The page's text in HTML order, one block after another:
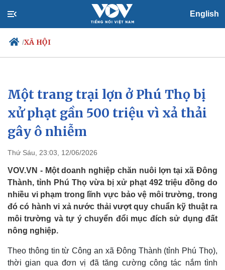
English
/XÃ HỘI
Chính trị
Đảng
Tổ chức nhân sự
Quốc hội
Nhận diện sự thật
Xã hội
Tin 24h
Dự báo thời tiết
Một trang trại lợn ở Phú Thọ bị
xử phạt gần 500 triệu vì xả thải
gây ô nhiễm
Thứ Sáu, 23:03, 12/06/2026
VOV.VN - Một doanh nghiệp chăn nuôi lợn tại xã Đông
Thành, tỉnh Phú Thọ vừa bị xử phạt 492 triệu đồng do
nhiều vi phạm trong lĩnh vực bảo vệ môi trường, trong
đó có hành vi xả nước thải vượt quy chuẩn kỹ thuật ra
môi trường và tự ý chuyển đổi mục đích sử dụng đất
nông nghiệp.
Theo thông tin từ Công an xã Đông Thành (tỉnh Phú Thọ),
thời gian qua đơn vị đã tăng cường công tác nắm tình